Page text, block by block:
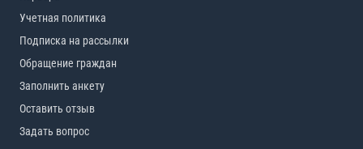
Учетная политика
Подписка на рассылки
Обращение граждан
Заполнить анкету
Оставить отзыв
Задать вопрос